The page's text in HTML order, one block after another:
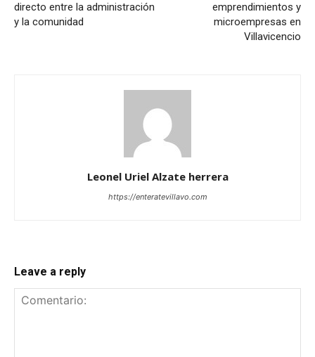
directo entre la administración
y la comunidad
emprendimientos y
microempresas en
Villavicencio
Leonel Uriel Alzate herrera
https://enteratevillavo.com
Leave a reply